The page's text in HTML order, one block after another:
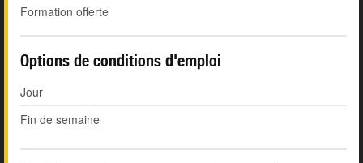
Formation offerte
Options de conditions d'emploi
Jour
Fin de semaine